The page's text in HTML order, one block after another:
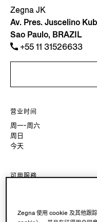
Zegna JK
Av. Pres. Juscelino
Sao Paulo, BRAZIL
+55 11 31526633
营业时间
周一-周六
周日
今天
可用服務
Zegna 使用 cookie 及其他跟